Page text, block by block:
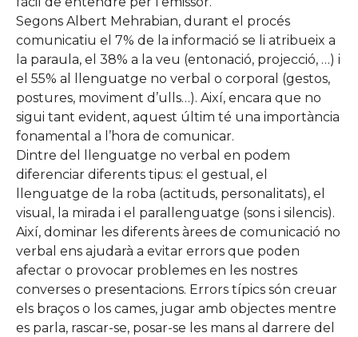
Segons Albert Mehrabian, durant el procés
comunicatiu el 7% de la informació se li atribueix a
la paraula, el 38% a la veu (entonació, projecció, …) i
el 55% al llenguatge no verbal o corporal (gestos,
postures, moviment d’ulls…). Així, encara que no
sigui tant evident, aquest últim té una importància
fonamental a l’hora de comunicar.
Dintre del llenguatge no verbal en podem
diferenciar diferents tipus: el gestual, el
llenguatge de la roba (actituds, personalitats), el
visual, la mirada i el parallenguatge (sons i silencis).
Així, dominar les diferents àrees de comunicació no
verbal ens ajudarà a evitar errors que poden
afectar o provocar problemes en les nostres
converses o presentacions. Errors típics són creuar
els braços o los cames, jugar amb objectes mentre
es parla, rascar-se, posar-se les mans al darrere del